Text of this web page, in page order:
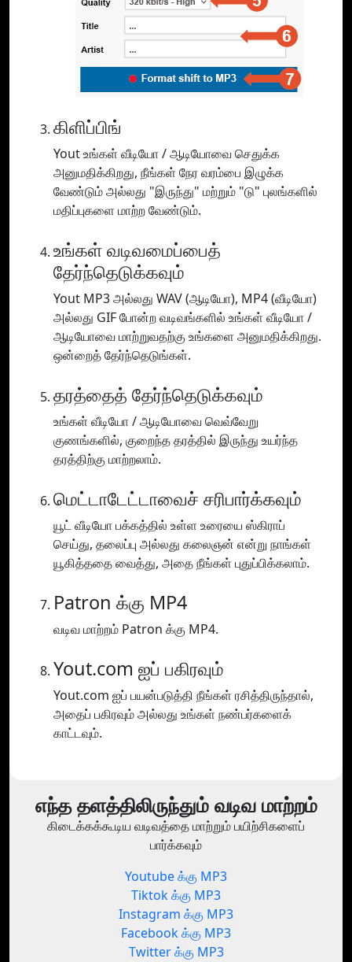
கிளிப்பிங்
Yout உங்கள் வீடியோ / ஆடியோவை செதுக்க
அனுமதிக்கிறது, நீங்கள் நேர வரம்பை இழுக்க
வேண்டும் அல்லது "இருந்து" மற்றும் "டு" புலங்களில்
மதிப்புகளை மாற்ற வேண்டும்.
உங்கள் வடிவமைப்பைத்
தேர்ந்தெடுக்கவும்
Yout MP3 அல்லது WAV (ஆடியோ), MP4 (வீடியோ)
அல்லது GIF போன்ற வடிவங்களில் உங்கள் வீடியோ /
ஆடியோவை மாற்றுவதற்கு உங்களை அனுமதிக்கிறது.
ஒன்றைத் தேர்ந்தெடுங்கள்.
தரத்தைத் தேர்ந்தெடுக்கவும்
உங்கள் வீடியோ / ஆடியோவை வெவ்வேறு
குணங்களில், குறைந்த தரத்தில் இருந்து உயர்ந்த
தரத்திற்கு மாற்றலாம்.
மெட்டாடேட்டாவைச் சரிபார்க்கவும்
யூட் வீடியோ பக்கத்தில் உள்ள உரையை ஸ்கிராப்
செய்து, தலைப்பு அல்லது கலைஞன் என்று நாங்கள்
யூகித்ததை வைத்து, அதை நீங்கள் புதுப்பிக்கலாம்.
Patron க்கு MP4
வடிவ மாற்றம் Patron க்கு MP4.
Yout.com ஐப் பகிரவும்
Yout.com ஐப் பயன்படுத்தி நீங்கள் ரசித்திருந்தால்,
அதைப் பகிரவும் அல்லது உங்கள் நண்பர்களைக்
காட்டவும்.
எந்த தளத்திலிருந்தும் வடிவ மாற்றம்
கிடைக்கக்கூடிய வடிவத்தை மாற்றும் பயிற்சிகளைப்
பார்க்கவும்
Youtube க்கு MP3
Tiktok க்கு MP3
Instagram க்கு MP3
Facebook க்கு MP3
Twitter க்கு MP3